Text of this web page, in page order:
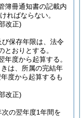
簿冊通知書の記載内
ればならない。
改正)
保存年限は、法令
とおりとする。
度から起算する。
は、所属の完結年
度から起算するも
改正)
の翌年度1年間を